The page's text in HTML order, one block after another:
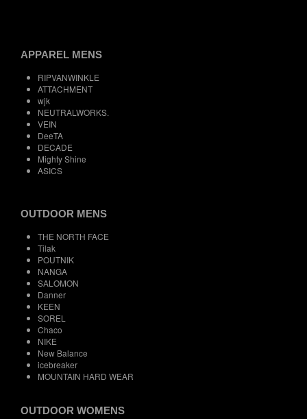
APPAREL MENS
RIPVANWINKLE
ATTACHMENT
wjk
NEUTRALWORKS.
VEIN
DeeTA
DECADE
Mighty Shine
ASICS
OUTDOOR MENS
THE NORTH FACE
Tilak
POUTNIK
NANGA
SALOMON
Danner
KEEN
SOREL
Chaco
NIKE
New Balance
icebreaker
MOUNTAIN HARD WEAR
OUTDOOR WOMENS